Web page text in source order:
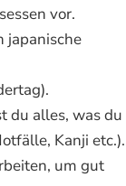
vor.
japanische
du alles, was du
Kanji etc.).
um gut